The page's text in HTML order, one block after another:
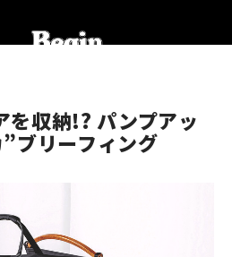
を収納!? パンプアッ
ブリーフィング